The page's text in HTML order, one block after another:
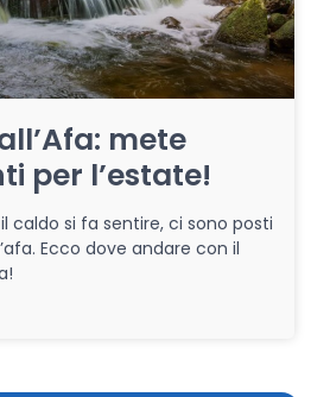
mete
per l’estate!
caldo si fa sentire, ci sono posti
Ecco dove andare con il